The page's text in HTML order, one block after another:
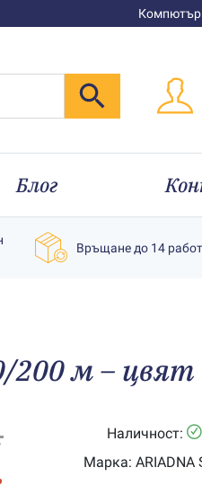
Блог
Връщане до 14
200 м – цвят
Наличност:
Марка: ARIADNA